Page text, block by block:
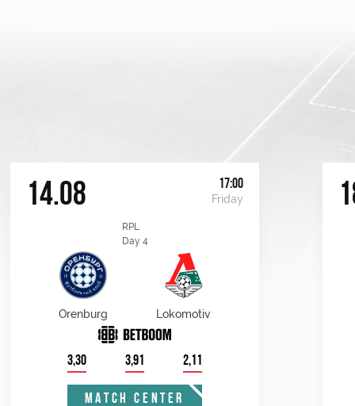
14.08 17:00
Friday
RPL
Day 4
Orenburg Lokomotiv
3,30 3,91 2,11
MATCH CENTER